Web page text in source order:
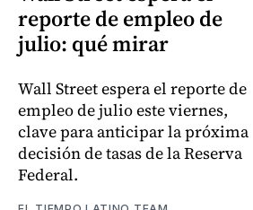
reporte de empleo de
julio: qué mirar
Wall Street espera el reporte de
empleo de julio este viernes,
clave para anticipar la próxima
decisión de tasas de la Reserva
Federal.